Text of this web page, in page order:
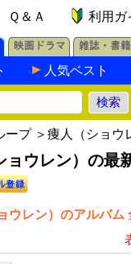
Ｑ＆Ａ 利用ガ
人気ベスト
ープ＞痩人（ショウ
ョウレン）の最
ウレン）のアルバム